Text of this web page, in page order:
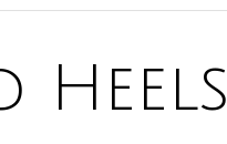
Heels